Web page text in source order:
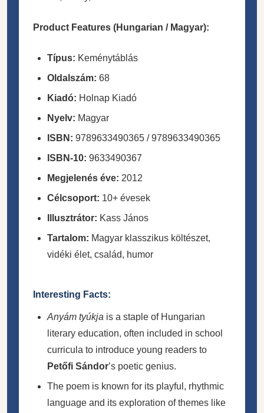
Product Features (Hungarian / Magyar):
Típus: Keménytáblás
Oldalszám: 68
Kiadó: Holnap Kiadó
Nyelv: Magyar
ISBN: 9789633490365 / 9789633490365
ISBN-10: 9633490367
Megjelenés éve: 2012
Célcsoport: 10+ évesek
Illusztrátor: Kass János
Tartalom: Magyar klasszikus költészet,
vidéki élet, család, humor
Interesting Facts:
Anyám tyúkja is a staple of Hungarian
literary education, often included in school
curricula to introduce young readers to
Petőfi Sándor’s poetic genius.
The poem is known for its playful, rhythmic
language and its exploration of themes like